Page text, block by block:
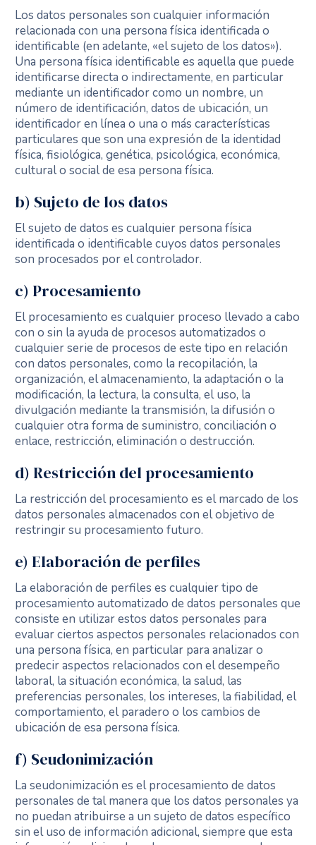
Los datos personales son cualquier información
relacionada con una persona física identificada o
identificable (en adelante, «el sujeto de los datos»).
Una persona física identificable es aquella que puede
identificarse directa o indirectamente, en particular
mediante un identificador como un nombre, un
número de identificación, datos de ubicación, un
identificador en línea o una o más características
particulares que son una expresión de la identidad
física, fisiológica, genética, psicológica, económica,
cultural o social de esa persona física.
b) Sujeto de los datos
El sujeto de datos es cualquier persona física
identificada o identificable cuyos datos personales
son procesados por el controlador.
c) Procesamiento
El procesamiento es cualquier proceso llevado a cabo
con o sin la ayuda de procesos automatizados o
cualquier serie de procesos de este tipo en relación
con datos personales, como la recopilación, la
organización, el almacenamiento, la adaptación o la
modificación, la lectura, la consulta, el uso, la
divulgación mediante la transmisión, la difusión o
cualquier otra forma de suministro, conciliación o
enlace, restricción, eliminación o destrucción.
d) Restricción del procesamiento
La restricción del procesamiento es el marcado de los
datos personales almacenados con el objetivo de
restringir su procesamiento futuro.
e) Elaboración de perfiles
La elaboración de perfiles es cualquier tipo de
procesamiento automatizado de datos personales que
consiste en utilizar estos datos personales para
evaluar ciertos aspectos personales relacionados con
una persona física, en particular para analizar o
predecir aspectos relacionados con el desempeño
laboral, la situación económica, la salud, las
preferencias personales, los intereses, la fiabilidad, el
comportamiento, el paradero o los cambios de
ubicación de esa persona física.
f) Seudonimización
La seudonimización es el procesamiento de datos
personales de tal manera que los datos personales ya
no puedan atribuirse a un sujeto de datos específico
sin el uso de información adicional, siempre que esta